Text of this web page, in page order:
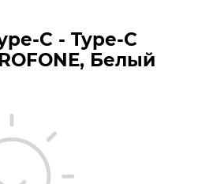
C - Type-C
Белый